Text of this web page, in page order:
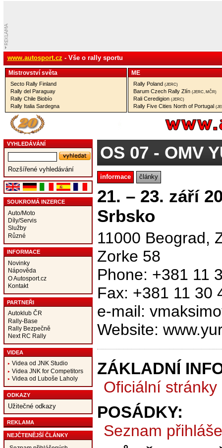
www.autosport.cz - Vše o rally sportu
Mistrovství­ světa
Secto Rally Finland
Rally del Paraguay
Rally Chile Biobío
Rally Italia Sardegna
ME
Rally Poland (JERC)
Barum Czech Rally Zlín (JERC, MČR)
Rali Ceredigion (JERC)
Rally Five Cities North of Portugal
VYHLEDÁVÁNÍ
Rozšířené vyhledávání
SOUKROMÁ INZERCE
Auto/Moto
Díly/Servis
Služby
Různé
INFORMACE
Novinky
Nápověda
O Autosport.cz
Kontakt
PARTNEŘI
Autoklub ČR
Rally-Base
Rally Bezpečně
Next RC Rally
VIDEA
Videa od JNK Studio
Videa JNK for Competitors
Videa od Luboše Laholy
ODKAZY
Užitečné odkazy
REKLAMA
NEJČTENĚJŠÍ ČLÁNKY
OS 07 - OMV
informace články
21. – 23. září
Srbsko
11000 Beograd,
Zorke 58
Phone: +381 11
Fax: +381 11 30
e-mail:
Website:
ZÁKLADNÍ
Oficiální stránky
POSÁDKY:
Seznam